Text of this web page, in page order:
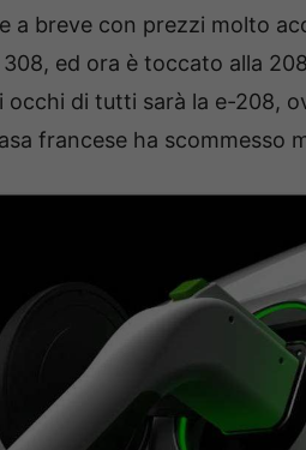
a breve con prezzi molto
ed ora è toccato alla
occhi di tutti sarà la e-208,
francese ha scommesso